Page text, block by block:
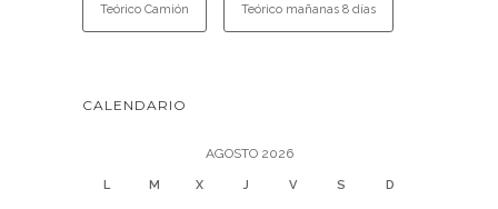
Teórico Camión Teórico mañanas 8 días
CALENDARIO
AGOSTO 2026
L M X J V S D